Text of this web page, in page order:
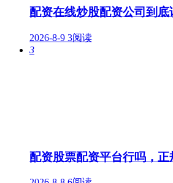
配资在线炒股配资公司到底
2026-8-9 3阅读
3
配资股票配资平台行吗，正